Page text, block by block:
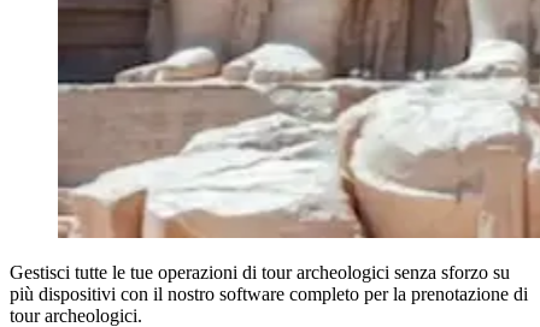
Gestisci tutte le tue operazioni di tour archeologici senza sforzo su
più dispositivi con il nostro software completo per la prenotazione di
tour archeologici.